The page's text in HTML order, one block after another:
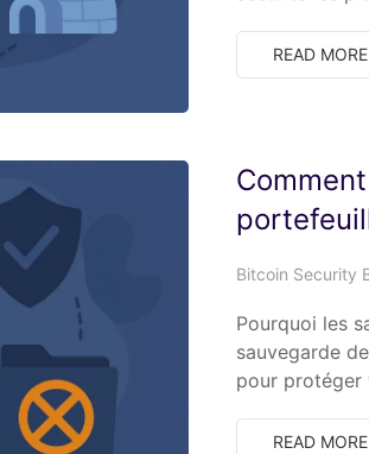
READ MORE
Bitcoin Security
Pourquoi les
sauvegarde
pour
READ MORE